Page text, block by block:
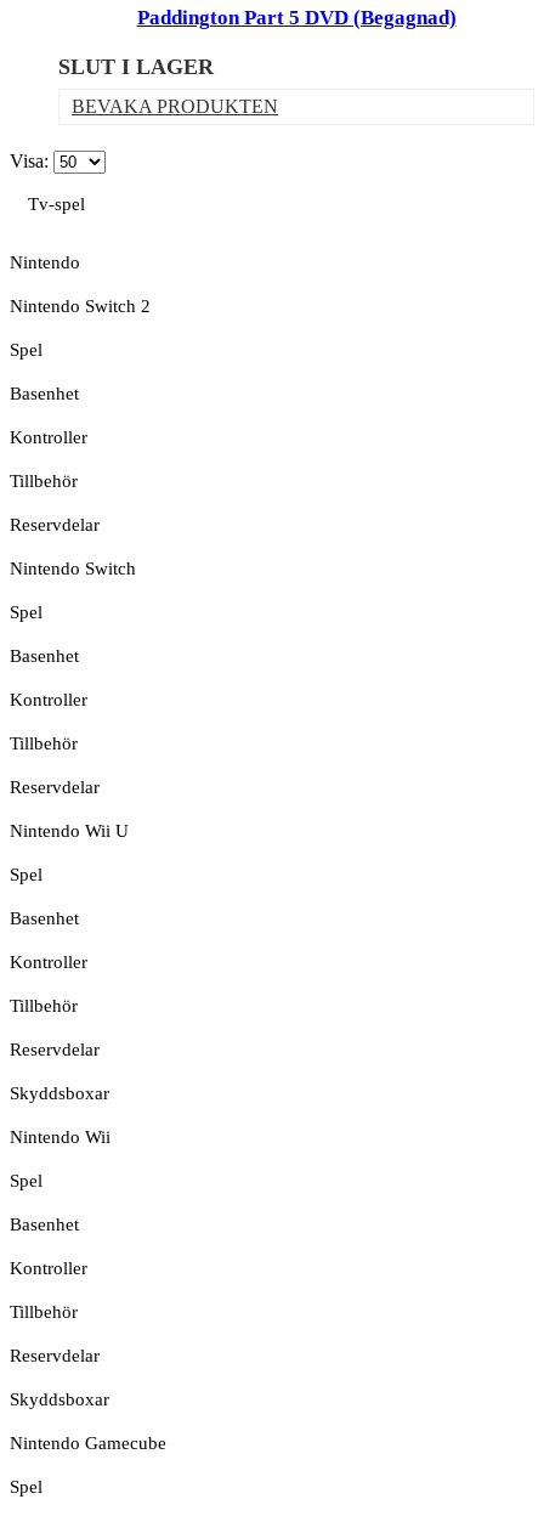
Paddington Part 5 DVD (Begagnad)
SLUT I LAGER
BEVAKA PRODUKTEN
Visa:
Tv-spel
Nintendo
Nintendo Switch 2
Spel
Basenhet
Kontroller
Tillbehör
Reservdelar
Nintendo Switch
Spel
Basenhet
Kontroller
Tillbehör
Reservdelar
Nintendo Wii U
Spel
Basenhet
Kontroller
Tillbehör
Reservdelar
Skyddsboxar
Nintendo Wii
Spel
Basenhet
Kontroller
Tillbehör
Reservdelar
Skyddsboxar
Nintendo Gamecube
Spel